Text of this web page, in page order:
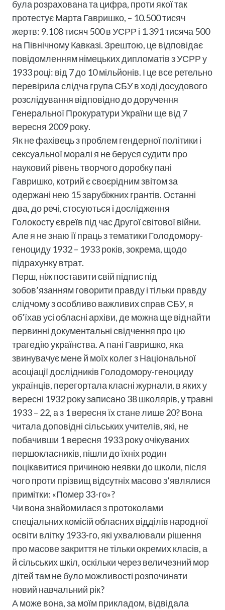
була розрахована та цифра, проти якої так
протестує Марта Гавришко, – 10.500 тисяч
жертв: 9.108 тисяч 500 в УСРР і 1.391 тисяча 500
на Північному Кавказі. Зрештою, це відповідає
повідомленням німецьких дипломатів з УСРР у
1933 році: від 7 до 10 мільйонів. І це все ретельно
перевірила слідча група СБУ в ході досудового
розслідування відповідно до доручення
Генеральної Прокуратури України ще від 7
вересня 2009 року.
Як не фахівець з проблем гендерної політики і
сексуальної моралі я не беруся судити про
науковий рівень творчого доробку пані
Гавришко, котрий є своєрідним звітом за
одержані нею 15 зарубіжних грантів. Останні
два, до речі, стосуються і дослідження
Голокосту євреїв під час Другої світової війни.
Але я не знаю її праць з тематики Голодомору-
геноциду 1932 – 1933 років, зокрема, щодо
підрахунку втрат.
Перш, ніж поставити свій підпис під
зобов’язанням говорити правду і тільки правду
слідчому з особливо важливих справ СБУ, я
об’їхав усі обласні архіви, де можна ще віднайти
первинні документальні свідчення про цю
трагедію українства. А пані Гавришко, яка
звинувачує мене й моїх колег з Національної
асоціації дослідників Голодомору-геноциду
українців, перегортала класні журнали, в яких у
вересні 1932 року записано 38 школярів, у травні
1933 – 22, а з 1 вересня їх стане лише 20? Вона
читала доповідні сільських учителів, які, не
побачивши 1 вересня 1933 року очікуваних
першокласників, пішли до їхніх родин
поцікавитися причиною неявки до школи, після
чого проти прізвищ відсутніх масово з’являлися
примітки: «Помер 33-го»?
Чи вона знайомилася з протоколами
спеціальних комісій обласних відділів народної
освіти влітку 1933-го, які ухвалювали рішення
про масове закриття не тільки окремих класів, а
й сільських шкіл, оскільки через величезний мор
дітей там не було можливості розпочинати
новий навчальний рік?
А може вона, за моїм прикладом, відвідала